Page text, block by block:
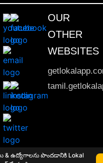
& ఉద్యోగాలను పొందడానికి Lokal
OUR
OTHER
WEBSITES